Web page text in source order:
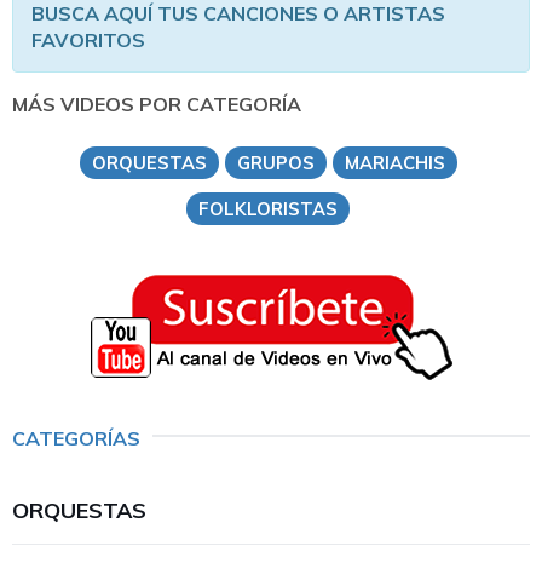
BUSCA AQUÍ TUS CANCIONES O ARTISTAS
FAVORITOS
MÁS VIDEOS POR CATEGORÍA
ORQUESTAS GRUPOS
MARIACHIS
FOLKLORISTAS
CATEGORÍAS
ORQUESTAS